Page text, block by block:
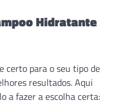
Hidratante
certo para o seu tipo de
resultados. Aqui
a fazer a escolha certa: